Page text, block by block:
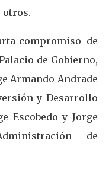
otros.
compromiso de
de Gobierno,
Armando Andrade
y Desarrollo
Escobedo y Jorge
de